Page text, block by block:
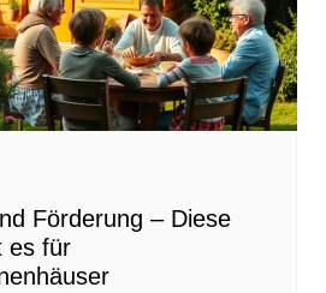
Förderung – Diese
es für